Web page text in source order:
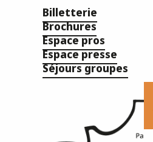
Billetterie
Brochures
Espace pros
Espace presse
Séjours groupes